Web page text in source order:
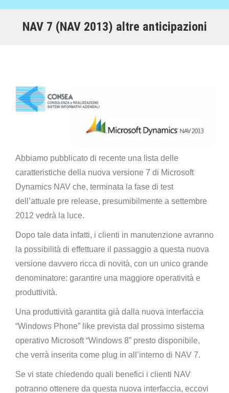
NAV 7 (NAV 2013) altre anticipazioni
Abbiamo pubblicato di recente una lista delle
caratteristiche della nuova versione 7 di Microsoft
Dynamics NAV che, terminata la fase di test
dell’attuale pre release, presumibilmente a settembre
2012 vedrà la luce.
Dopo tale data infatti, i clienti in manutenzione avranno
la possibilità di effettuare il passaggio a questa nuova
versione davvero ricca di novità, con un unico grande
denominatore: garantire una maggiore operatività e
produttività.
Una produttività garantita già dalla nuova interfaccia
“Windows Phone” like prevista dal prossimo sistema
operativo Microsoft “Windows 8” presto disponibile,
che verrà inserita come plug in all’interno di NAV 7.
Se vi state chiedendo quali benefici i clienti NAV
potranno ottenere da questa nuova interfaccia, eccovi